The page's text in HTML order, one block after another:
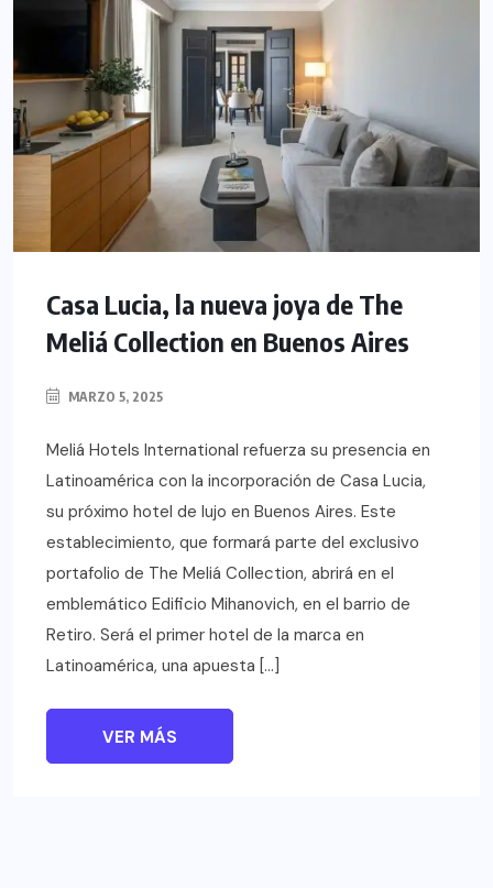
Casa Lucia, la nueva joya de The
Meliá Collection en Buenos Aires
MARZO 5, 2025
Meliá Hotels International refuerza su presencia en
Latinoamérica con la incorporación de Casa Lucia,
su próximo hotel de lujo en Buenos Aires. Este
establecimiento, que formará parte del exclusivo
portafolio de The Meliá Collection, abrirá en el
emblemático Edificio Mihanovich, en el barrio de
Retiro. Será el primer hotel de la marca en
Latinoamérica, una apuesta […]
VER MÁS